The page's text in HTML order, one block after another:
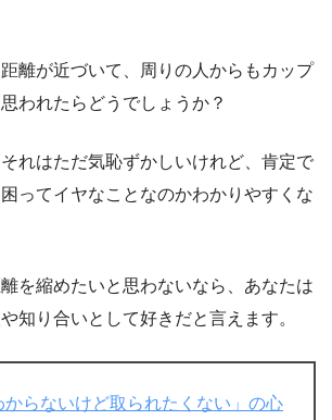
離が近づいて、周りの人からもカップ
われたらどうでしょうか？
れはただ気恥ずかしいけれど、肯定で
ってイヤなことなのかわかりやすくな
を縮めたいと思わないなら、あなたは
知り合いとして好きだと言えます。
からないけど取られたくない」の心